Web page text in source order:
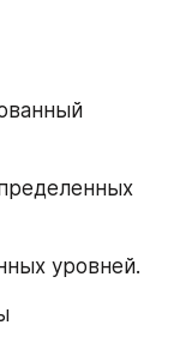
уровней.